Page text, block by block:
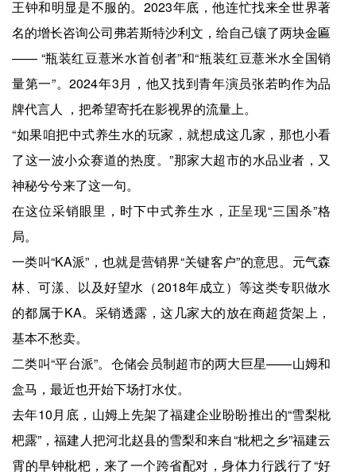
王钟和明显是不服的。2023年底，他连忙找来全世界著
名的增长咨询公司弗若斯特沙利文，给自己镶了两块金匾
—— “瓶装红豆薏米水首创者”和“瓶装红豆薏米水全国销
量第一”。2024年3月，他又找到青年演员张若昀作为品
牌代言人 ，把希望寄托在影视界的流量上。
“如果咱把中式养生水的玩家，就想成这几家，那也小看
了这一波小众赛道的热度。”那家大超市的水品业者，又
神秘兮兮来了这一句。
在这位采销眼里，时下中式养生水，正呈现“三国杀”格
局。
一类叫“KA派”，也就是营销界“关键客户”的意思。元气森
林、可漾、以及好望水（2018年成立）等这类专职做水
的都属于KA。采销透露，这几家大的放在商超货架上，
基本不愁卖。
二类叫“平台派”。仓储会员制超市的两大巨星——山姆和
盒马，最近也开始下场打水仗。
去年10月底，山姆上先架了福建企业盼盼推出的“雪梨枇
杷露”，福建人把河北赵县的雪梨和来自“枇杷之乡”福建云
霄的早钟枇杷，来了一个跨省配对，身体力行践行了“好